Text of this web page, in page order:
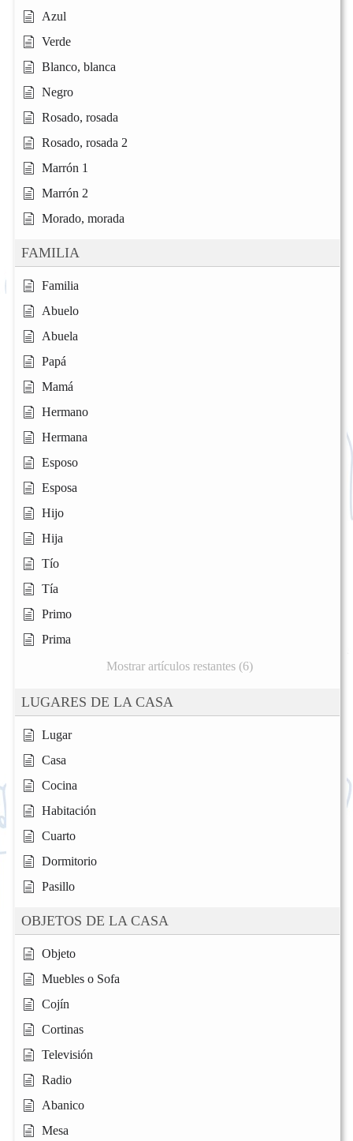
Azul
Verde
Blanco, blanca
Negro
Rosado, rosada
Rosado, rosada 2
Marrón 1
Marrón 2
Morado, morada
FAMILIA
Familia
Abuelo
Abuela
Papá
Mamá
Hermano
Hermana
Esposo
Esposa
Hijo
Hija
Tío
Tía
Primo
Prima
Mostrar artículos restantes (6)
LUGARES DE LA CASA
Lugar
Casa
Cocina
Habitación
Cuarto
Dormitorio
Pasillo
OBJETOS DE LA CASA
Objeto
Muebles o Sofa
Cojín
Cortinas
Televisión
Radio
Abanico
Mesa